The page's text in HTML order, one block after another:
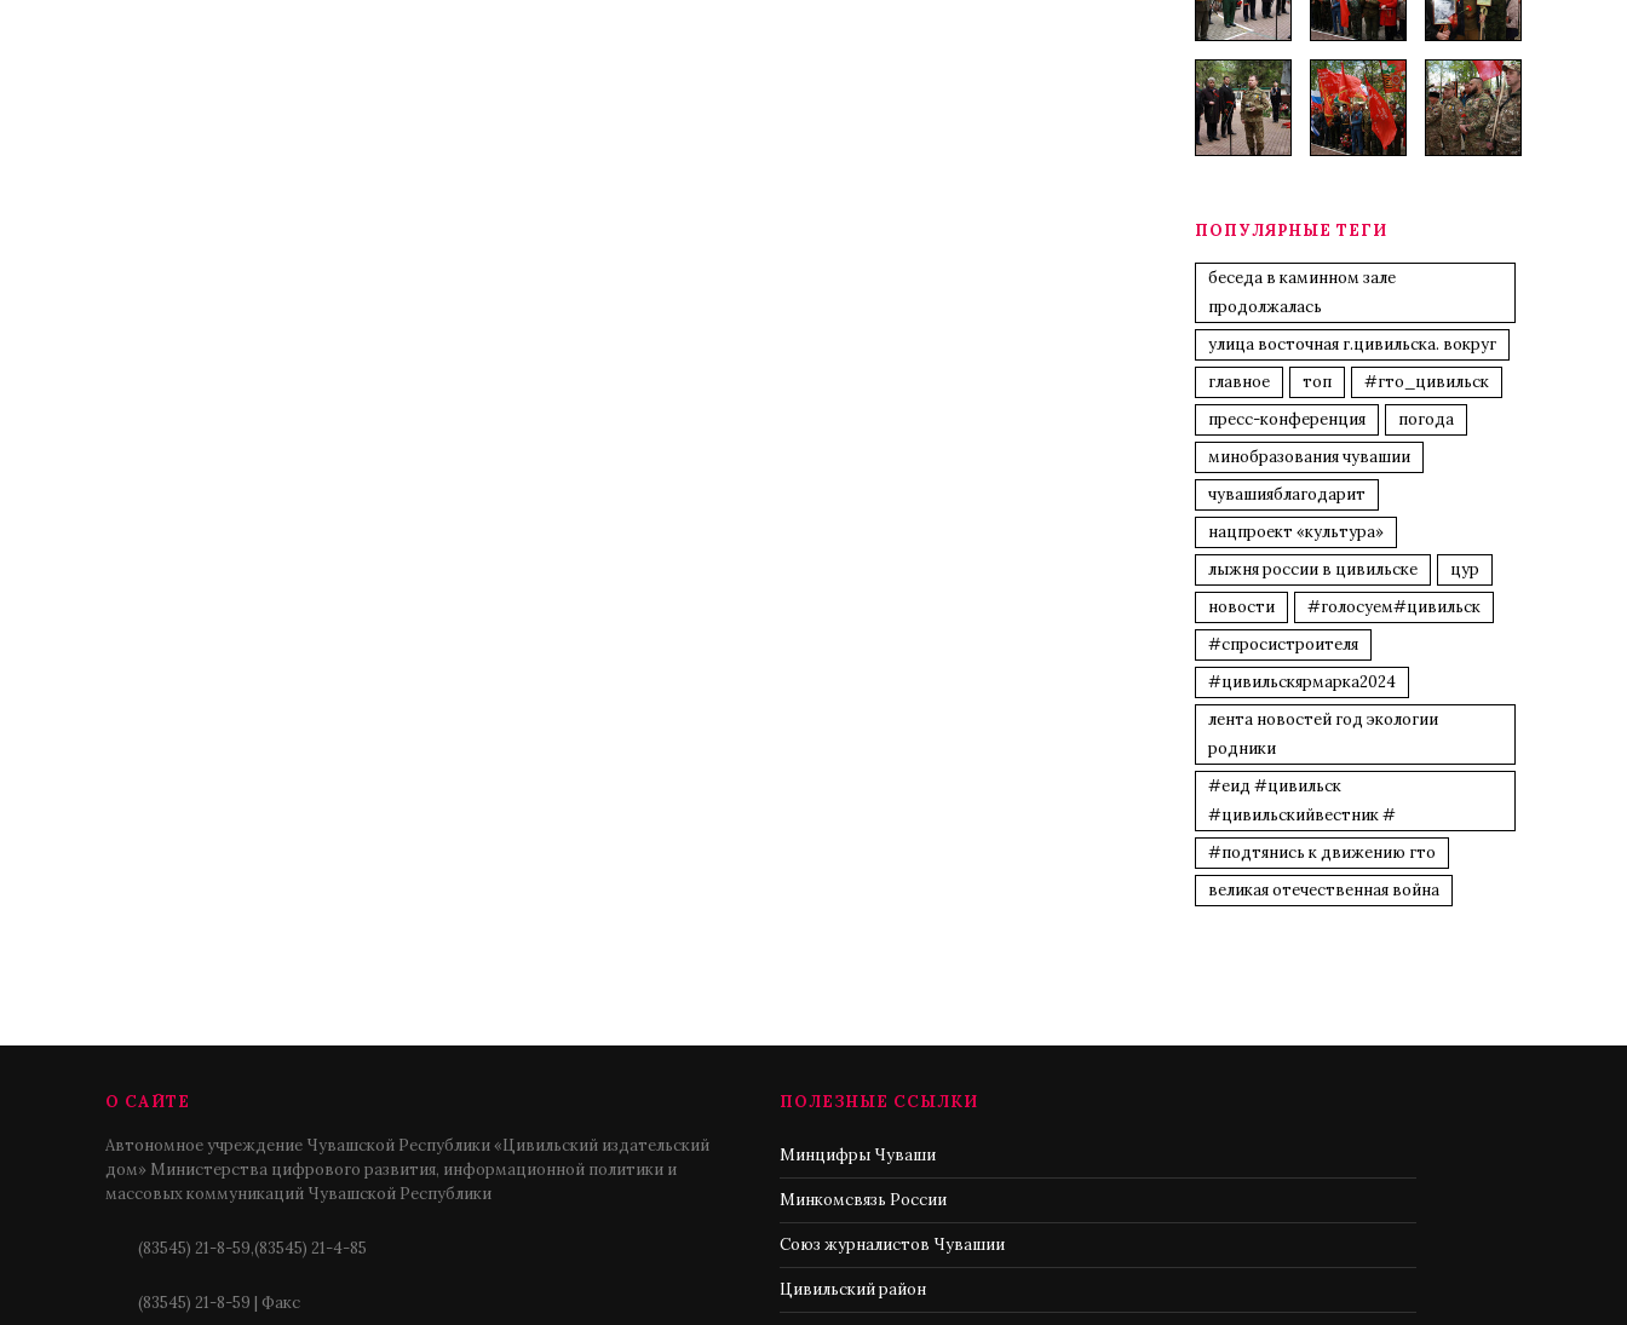
ПОПУЛЯРНЫЕ ТЕГИ
беседа в каминном зале
продолжалась
улица восточная г.цивильска. вокруг
главное
топ
#гто_цивильск
пресс-конференция
погода
минобразования чувашии
чувашияблагодарит
нацпроект «культура»
лыжня россии в цивильске
цур
новости
#голосуем#цивильск
#спросистроителя
#цивильскярмарка2024
лента новостей год экологии
родники
#еид #цивильск
#цивильскийвестник #
#подтянись к движению гто
великая отечественная война
О САЙТЕ
Автономное учреждение Чувашской Республики «Цивильский издательский
дом» Министерства цифрового развития, информационной политики и
массовых коммуникаций Чувашской Республики
(83545) 21-8-59,(83545) 21-4-85
(83545) 21-8-59 | Факс
ПОЛЕЗНЫЕ ССЫЛКИ
Минцифры Чуваши
Минкомсвязь России
Союз журналистов Чувашии
Цивильский район